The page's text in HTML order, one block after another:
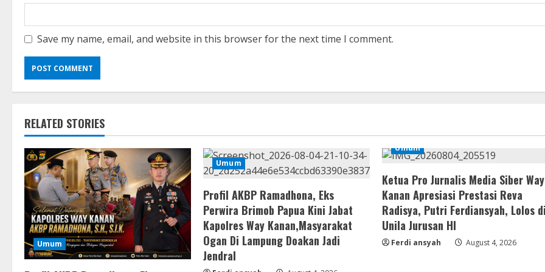
Save my name, email, and website in this browser for the next time I comment.
RELATED STORIES
Umum
Umum
Profil AKBP Ramadhona, Eks
Perwira Brimob Papua Kini Jabat
Kapolres Way Kanan,Masyarakat
Ogan Di Lampung Doakan Jadi
Jendral
Umum
Ketua Pro Jurnalis Media Siber Way
Kanan Apresiasi Prestasi Reva
Radisya, Putri Ferdiansyah, Lolos
Unila Jurusan HI
Ferdi ansyah August 4, 2026